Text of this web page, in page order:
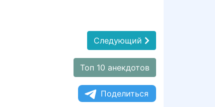
Следующий
Топ 10 анекдотов
Поделиться